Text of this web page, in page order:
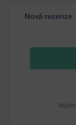
Nová recenze